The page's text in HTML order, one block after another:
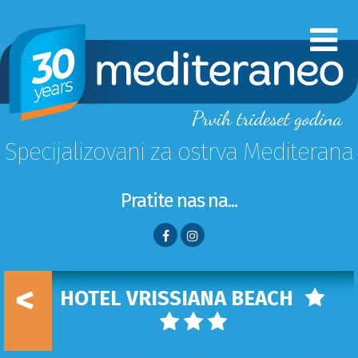
Specijalizovani za ostrva Mediterana
Pratite nas na...
< HOTEL VRISSIANA BEACH